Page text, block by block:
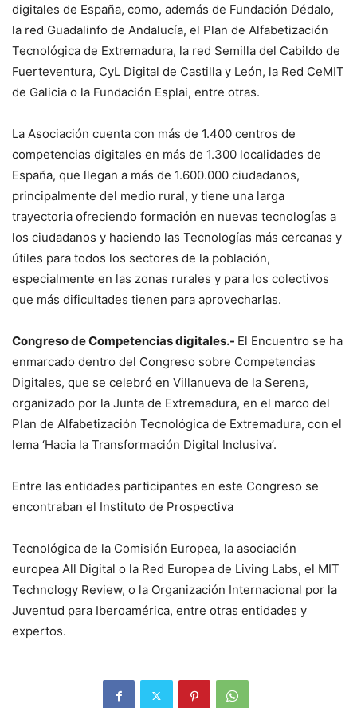
digitales de España, como, además de Fundación Dédalo,
la red Guadalinfo de Andalucía, el Plan de Alfabetización
Tecnológica de Extremadura, la red Semilla del Cabildo de
Fuerteventura, CyL Digital de Castilla y León, la Red CeMIT
de Galicia o la Fundación Esplai, entre otras.
La Asociación cuenta con más de 1.400 centros de
competencias digitales en más de 1.300 localidades de
España, que llegan a más de 1.600.000 ciudadanos,
principalmente del medio rural, y tiene una larga
trayectoria ofreciendo formación en nuevas tecnologías a
los ciudadanos y haciendo las Tecnologías más cercanas y
útiles para todos los sectores de la población,
especialmente en las zonas rurales y para los colectivos
que más dificultades tienen para aprovecharlas.
Congreso de Competencias digitales.- El Encuentro se ha
enmarcado dentro del Congreso sobre Competencias
Digitales, que se celebró en Villanueva de la Serena,
organizado por la Junta de Extremadura, en el marco del
Plan de Alfabetización Tecnológica de Extremadura, con el
lema ‘Hacia la Transformación Digital Inclusiva’.
Entre las entidades participantes en este Congreso se
encontraban el Instituto de Prospectiva
Tecnológica de la Comisión Europea, la asociación
europea All Digital o la Red Europea de Living Labs, el MIT
Technology Review, o la Organización Internacional por la
Juventud para Iberoamérica, entre otras entidades y
expertos.